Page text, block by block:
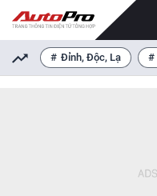
Đỉnh, Độc, Lạ